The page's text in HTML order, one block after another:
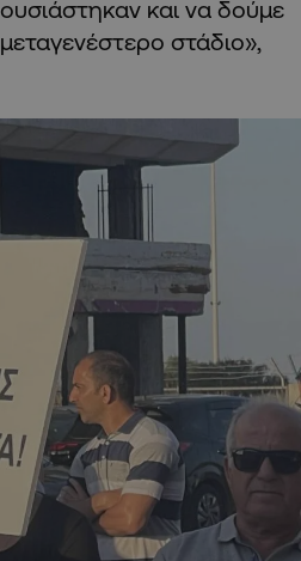
και να δούμε
στάδιο»,